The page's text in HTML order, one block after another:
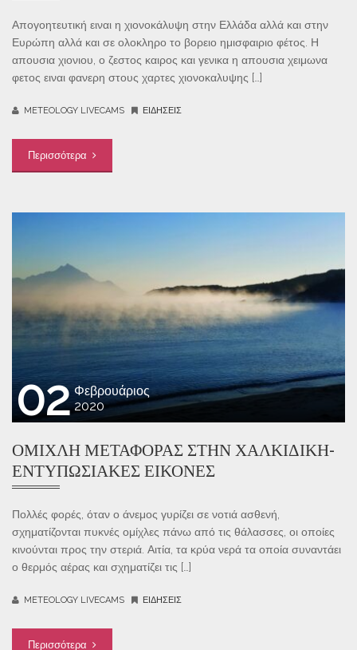
Απογοητευτική ειναι η χιονοκάλυψη στην Ελλάδα αλλά και στην
Ευρώπη αλλά και σε ολοκληρο το βορειο ημισφαιριο φέτος. Η
απουσια χιονιου, ο ζεστος καιρος και γενικα η απουσια χειμωνα
φετος ειναι φανερη στους χαρτες χιονοκαλυψης […]
METEOLOGY LIVECAMS ΕΙΔΉΣΕΙΣ
Περισσότερα
02 Φεβρουάριος
2020
ΟΜΊΧΛΗ ΜΕΤΑΦΟΡΆΣ ΣΤΗΝ ΧΑΛΚΙΔΙΚΉ-
ΕΝΤΥΠΩΣΙΑΚΈΣ ΕΙΚΌΝΕΣ
Πολλές φορές, όταν ο άνεμος γυρίζει σε νοτιά ασθενή,
σχηματίζονται πυκνές ομίχλες πάνω από τις θάλασσες, οι οποίες
κινούνται προς την στεριά. Αιτία, τα κρύα νερά τα οποία συναντάει
ο θερμός αέρας και σχηματίζει τις […]
METEOLOGY LIVECAMS ΕΙΔΉΣΕΙΣ
Περισσότερα